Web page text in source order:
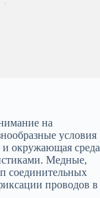
на
условия
и окружающая среда
Медные,
соединительных
проводов в